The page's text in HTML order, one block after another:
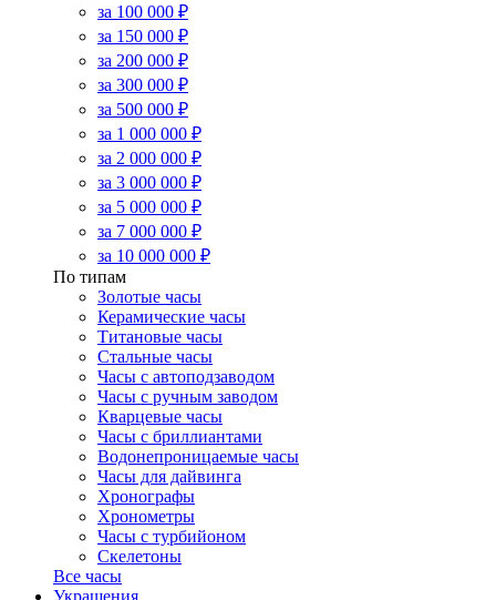
за 100 000 ₽
за 150 000 ₽
за 200 000 ₽
за 300 000 ₽
за 500 000 ₽
за 1 000 000 ₽
за 2 000 000 ₽
за 3 000 000 ₽
за 5 000 000 ₽
за 7 000 000 ₽
за 10 000 000 ₽
По типам
Золотые часы
Керамические часы
Титановые часы
Стальные часы
Часы с автоподзаводом
Часы с ручным заводом
Кварцевые часы
Часы с бриллиантами
Водонепроницаемые часы
Часы для дайвинга
Хронографы
Хронометры
Часы с турбийоном
Скелетоны
Все часы